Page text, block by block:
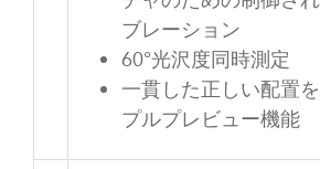
ブレーション
60°光沢度同時測定
一貫した正しい配置
プルプレビュー機能